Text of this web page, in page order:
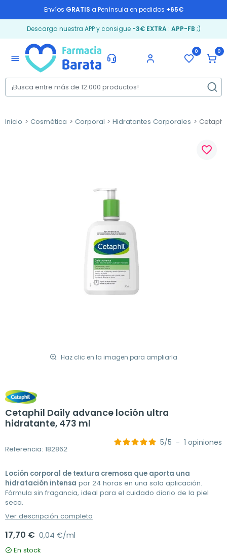
Envíos GRATIS a Península en pedidos +65€
Descarga nuestra APP y consigue -3€ EXTRA: APP-FB ;)
menu
0 0
Inicio Cosmética Corporal Hidratantes Corporales
Haz clic en la imagen para ampliarla
favorite_border
Cetaphil Daily advance loción ultra
hidratante, 473 ml
Referencia: 182862
5/5 - 1 opiniones
Loción corporal de textura cremosa que aporta una
hidratación intensa por 24 horas en una sola aplicación.
Fórmula sin fragancia, ideal para el cuidado diario de la piel
seca.
Ver descripción completa
17,70 € 0,04 €/ml
En stock